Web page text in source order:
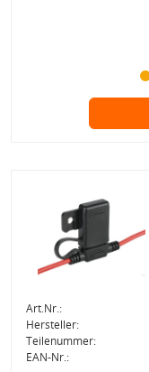
Art.Nr.:
Hersteller:
Teilenummer:
EAN-Nr.: